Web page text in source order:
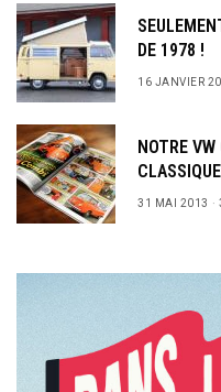
DE 1978 !
16 JANVIER
NOTRE
31 MAI 2013